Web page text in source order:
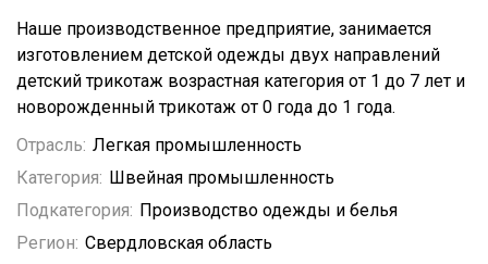
Наше производственное предприятие, занимается
изготовлением детской одежды двух направлений
детский трикотаж возрастная категория от 1 до 7 лет и
новорожденный трикотаж от 0 года до 1 года.
Отрасль: Легкая промышленность
Категория: Швейная промышленность
Подкатегория: Производство одежды и белья
Регион: Свердловская область